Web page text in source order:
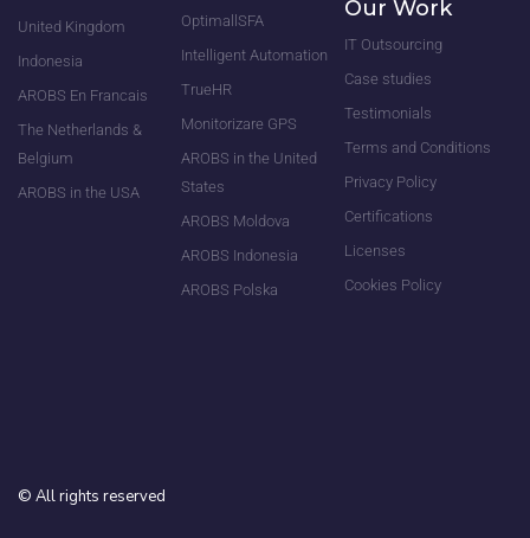
United Kingdom
Indonesia
AROBS En Francais
The Netherlands &
Belgium
AROBS in the USA
OptimallSFA
Intelligent Automation
TrueHR
Monitorizare GPS
AROBS in the United
States
AROBS Moldova
AROBS Indonesia
AROBS Polska
Our Work
IT Outsourcing
Case studies
Testimonials
Terms and Conditions
Privacy Policy
Certifications
Licenses
Cookies Policy
© All rights reserved